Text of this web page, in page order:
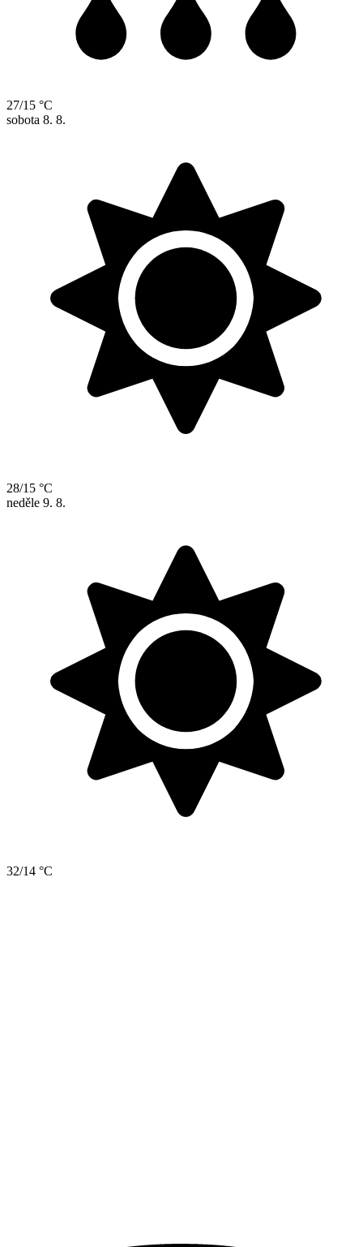
27/15 °C
sobota 8. 8.
28/15 °C
neděle 9. 8.
32/14 °C